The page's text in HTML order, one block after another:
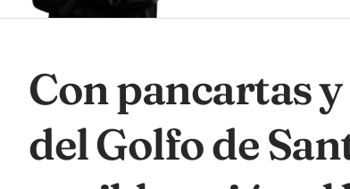
Con pancartas
del Golfo de